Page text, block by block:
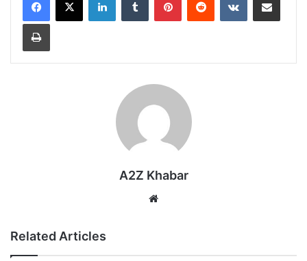
Print
A2Z Khabar
Related Articles